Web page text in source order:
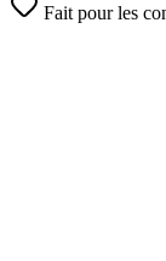
Fait pour les